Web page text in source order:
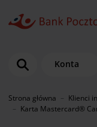
Konta
Strona główna Klienci
Karta Mastercard®